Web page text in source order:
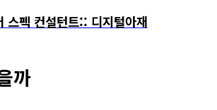
스펙 컨설턴트:: 디지털아재
까